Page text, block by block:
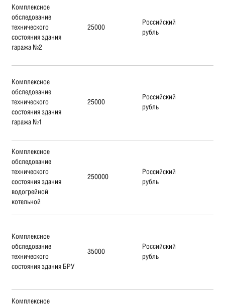
Комплексное
обследование
технического
состояния здания
гаража №2
25000
Российский
рубль
Комплексное
обследование
технического
состояния здания
гаража №1
25000
Российский
рубль
Комплексное
обследование
технического
состояния здания
водогрейной
котельной
250000
Российский
рубль
Комплексное
обследование
технического
состояния здания БРУ
35000
Российский
рубль
Комплексное